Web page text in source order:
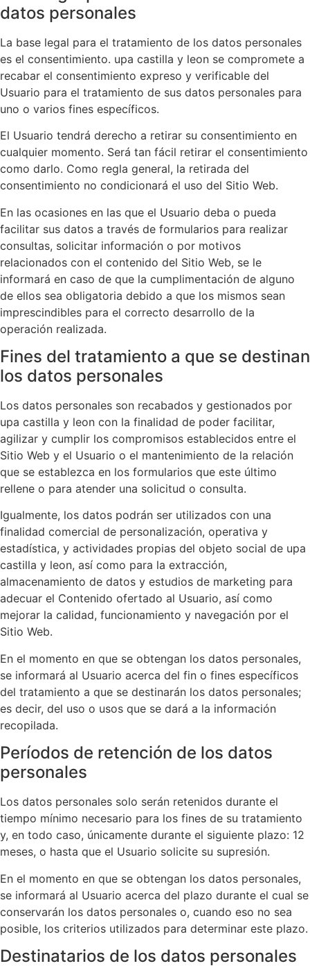
datos personales
La base legal para el tratamiento de los datos personales
es el consentimiento. upa castilla y leon se compromete a
recabar el consentimiento expreso y verificable del
Usuario para el tratamiento de sus datos personales para
uno o varios fines específicos.
El Usuario tendrá derecho a retirar su consentimiento en
cualquier momento. Será tan fácil retirar el consentimiento
como darlo. Como regla general, la retirada del
consentimiento no condicionará el uso del Sitio Web.
En las ocasiones en las que el Usuario deba o pueda
facilitar sus datos a través de formularios para realizar
consultas, solicitar información o por motivos
relacionados con el contenido del Sitio Web, se le
informará en caso de que la cumplimentación de alguno
de ellos sea obligatoria debido a que los mismos sean
imprescindibles para el correcto desarrollo de la
operación realizada.
Fines del tratamiento a que se destinan
los datos personales
Los datos personales son recabados y gestionados por
upa castilla y leon con la finalidad de poder facilitar,
agilizar y cumplir los compromisos establecidos entre el
Sitio Web y el Usuario o el mantenimiento de la relación
que se establezca en los formularios que este último
rellene o para atender una solicitud o consulta.
Igualmente, los datos podrán ser utilizados con una
finalidad comercial de personalización, operativa y
estadística, y actividades propias del objeto social de upa
castilla y leon, así como para la extracción,
almacenamiento de datos y estudios de marketing para
adecuar el Contenido ofertado al Usuario, así como
mejorar la calidad, funcionamiento y navegación por el
Sitio Web.
En el momento en que se obtengan los datos personales,
se informará al Usuario acerca del fin o fines específicos
del tratamiento a que se destinarán los datos personales;
es decir, del uso o usos que se dará a la información
recopilada.
Períodos de retención de los datos
personales
Los datos personales solo serán retenidos durante el
tiempo mínimo necesario para los fines de su tratamiento
y, en todo caso, únicamente durante el siguiente plazo: 12
meses, o hasta que el Usuario solicite su supresión.
En el momento en que se obtengan los datos personales,
se informará al Usuario acerca del plazo durante el cual se
conservarán los datos personales o, cuando eso no sea
posible, los criterios utilizados para determinar este plazo.
Destinatarios de los datos personales